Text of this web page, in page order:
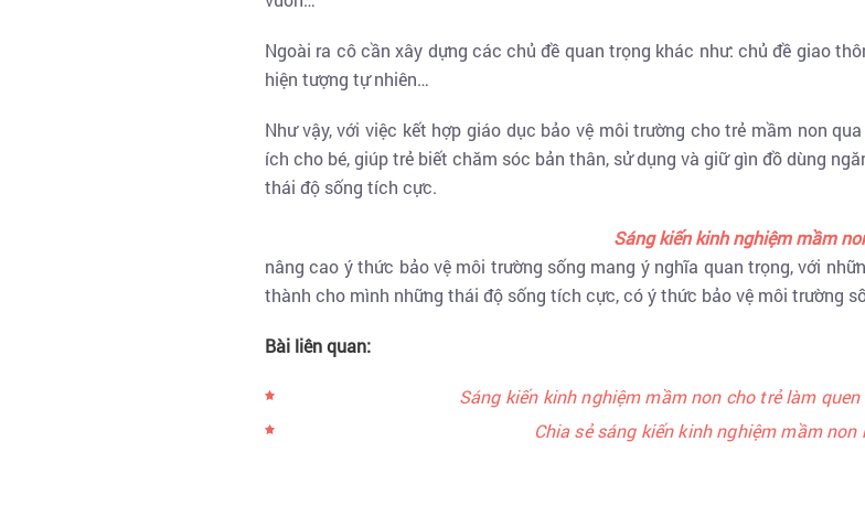
Ngoài ra cô cần xây dựng các chủ đề quan trọng khác như: chủ đề giao
hiện tượng tự nhiên…
Như vậy, với việc kết hợp giáo dục bảo vệ môi trường cho trẻ mầm non
ích cho bé, giúp trẻ biết chăm sóc bản thân, sử dụng và giữ gìn đồ dùng
thái độ sống tích cực.
Sáng kiến kinh nghiệm mầm
nâng cao ý thức bảo vệ môi trường sống mang ý nghĩa quan trọng, với
thành cho mình những thái độ sống tích cực, có ý thức bảo vệ môi trường
Bài liên quan:
Sáng kiến kinh nghiệm mầm non cho trẻ làm
Chia sẻ sáng kiến kinh nghiệm mầm non